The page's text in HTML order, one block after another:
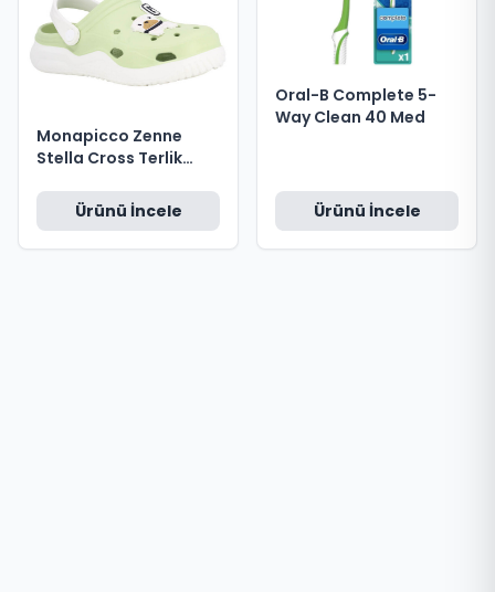
Monapicco Zenne
Stella Cross Terlik
37
Ürünü İncele
Oral-B Complete 5-
Way Clean 40 Med
Ürünü İncele